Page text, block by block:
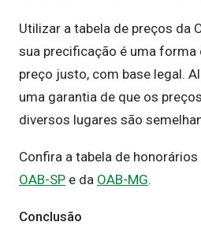
Utilizar a tabela de preços da
sua precificação é uma forma
preço justo, com base legal.
uma garantia de que os
diversos lugares são
Confira a tabela de
OAB-SP e da OAB-MG.
Conclusão